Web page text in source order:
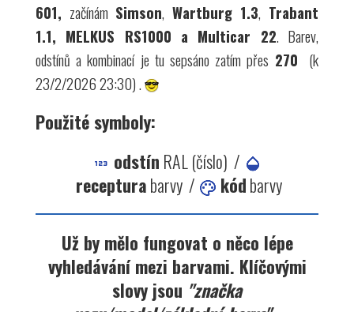
601, začínám Simson, Wartburg 1.3, Trabant
1.1, MELKUS RS1000 a Multicar 22. Barev,
odstínů a kombinací je tu sepsáno zatím přes 270 (k
23/2/2026 23:30) .
Použité symboly:
odstín RAL (číslo) /
recepturabarvy / kódbarvy
Už by mělo fungovat o něco lépe
vyhledávání mezi barvami. Klíčovými
slovy jsou "značka